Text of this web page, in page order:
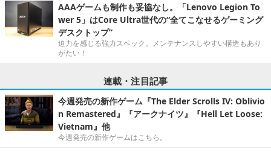
AAAゲームも制作も妥協なし。「Lenovo Legion To
wer 5」はCore Ultra世代の“全てこなせるゲーミング
デスクトップ”
迫力を感じる強力スペック。メンテナンスしやすい構造もあり
がたい！
連載・注目記事
今週発売の新作ゲーム『The Elder Scrolls IV: Oblivio
n Remastered』『アークナイツ』『Hell Let Loose:
Vietnam』他
今週発売の新作ゲームはこちら。